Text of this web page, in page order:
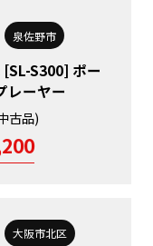
泉佐野市
S300] ポー
レーヤー
古品)
大阪市北区